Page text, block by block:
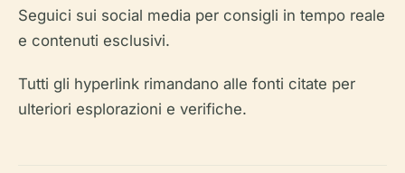
Seguici sui social media per consigli in tempo reale
e contenuti esclusivi.
Tutti gli hyperlink rimandano alle fonti citate per
ulteriori esplorazioni e verifiche.